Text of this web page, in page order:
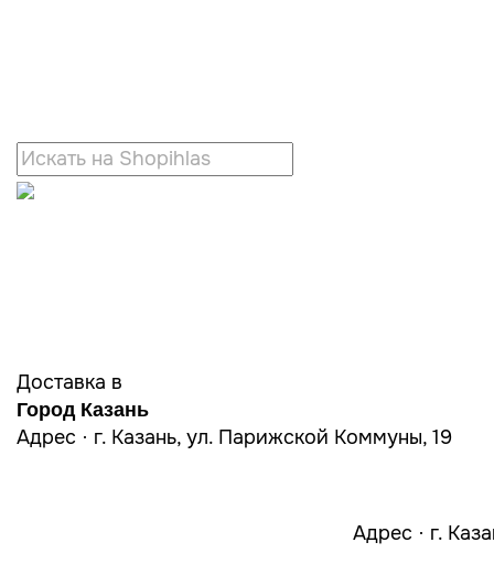
Доставка в
Город Казань
Адрес · г. Казань, ул. Парижской Коммуны, 19
Адрес · г.